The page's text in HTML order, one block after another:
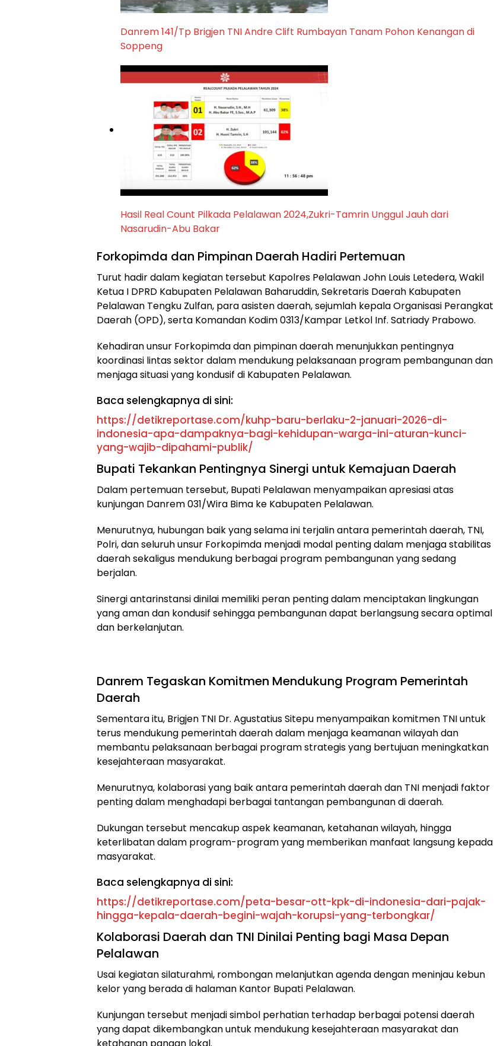
Danrem 141/Tp Brigjen TNI Andre Clift Rumbayan Tanam Pohon Kenangan di
Soppeng
Hasil Real Count Pilkada Pelalawan 2024,Zukri-Tamrin Unggul Jauh dari
Nasarudin-Abu Bakar
Forkopimda dan Pimpinan Daerah Hadiri Pertemuan
Turut hadir dalam kegiatan tersebut Kapolres Pelalawan John Louis Letedera, Wakil
Ketua I DPRD Kabupaten Pelalawan Baharuddin, Sekretaris Daerah Kabupaten
Pelalawan Tengku Zulfan, para asisten daerah, sejumlah kepala Organisasi Perangkat
Daerah (OPD), serta Komandan Kodim 0313/Kampar Letkol Inf. Satriady Prabowo.
Kehadiran unsur Forkopimda dan pimpinan daerah menunjukkan pentingnya
koordinasi lintas sektor dalam mendukung pelaksanaan program pembangunan dan
menjaga situasi yang kondusif di Kabupaten Pelalawan.
Baca selengkapnya di sini:
https://detikreportase.com/kuhp-baru-berlaku-2-januari-2026-di-
indonesia-apa-dampaknya-bagi-kehidupan-warga-ini-aturan-kunci-
yang-wajib-dipahami-publik/
Bupati Tekankan Pentingnya Sinergi untuk Kemajuan Daerah
Dalam pertemuan tersebut, Bupati Pelalawan menyampaikan apresiasi atas
kunjungan Danrem 031/Wira Bima ke Kabupaten Pelalawan.
Menurutnya, hubungan baik yang selama ini terjalin antara pemerintah daerah, TNI,
Polri, dan seluruh unsur Forkopimda menjadi modal penting dalam menjaga stabilitas
daerah sekaligus mendukung berbagai program pembangunan yang sedang
berjalan.
Sinergi antarinstansi dinilai memiliki peran penting dalam menciptakan lingkungan
yang aman dan kondusif sehingga pembangunan dapat berlangsung secara optimal
dan berkelanjutan.
Danrem Tegaskan Komitmen Mendukung Program Pemerintah
Daerah
Sementara itu, Brigjen TNI Dr. Agustatius Sitepu menyampaikan komitmen TNI untuk
terus mendukung pemerintah daerah dalam menjaga keamanan wilayah dan
membantu pelaksanaan berbagai program strategis yang bertujuan meningkatkan
kesejahteraan masyarakat.
Menurutnya, kolaborasi yang baik antara pemerintah daerah dan TNI menjadi faktor
penting dalam menghadapi berbagai tantangan pembangunan di daerah.
Dukungan tersebut mencakup aspek keamanan, ketahanan wilayah, hingga
keterlibatan dalam program-program yang memberikan manfaat langsung kepada
masyarakat.
Baca selengkapnya di sini:
https://detikreportase.com/peta-besar-ott-kpk-di-indonesia-dari-pajak-
hingga-kepala-daerah-begini-wajah-korupsi-yang-terbongkar/
Kolaborasi Daerah dan TNI Dinilai Penting bagi Masa Depan
Pelalawan
Usai kegiatan silaturahmi, rombongan melanjutkan agenda dengan meninjau kebun
kelor yang berada di halaman Kantor Bupati Pelalawan.
Kunjungan tersebut menjadi simbol perhatian terhadap berbagai potensi daerah
yang dapat dikembangkan untuk mendukung kesejahteraan masyarakat dan